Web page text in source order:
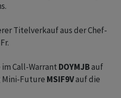
Titelverkauf aus der Chef-
Call-Warrant DOYMJBauf
Mini-Future MSIF9Vauf die